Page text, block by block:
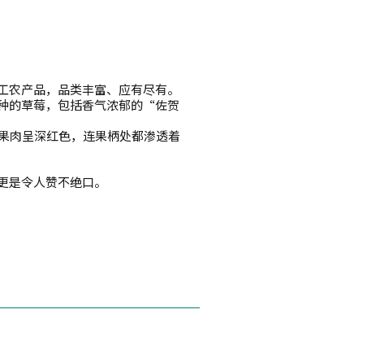
产品，品类丰富、应有尽有。
的草莓，包括香气浓郁的“佐贺
呈深红色，连果柄处都渗透着
令人赞不绝口。